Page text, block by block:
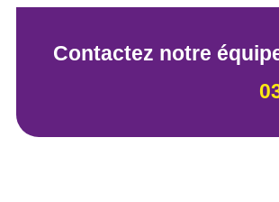
Contactez notre